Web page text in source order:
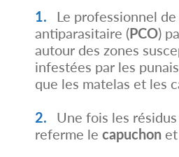
Le professionnel
antiparasitaire (PCO)
autour des zones
infestées par les
que les matelas et les
Une fois les
referme le capuchon